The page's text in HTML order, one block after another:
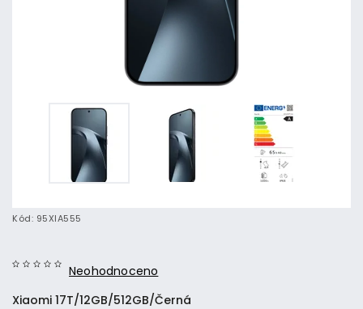
Kód: 95XIA555
Neohodnoceno
Xiaomi 17T/12GB/512GB/Černá